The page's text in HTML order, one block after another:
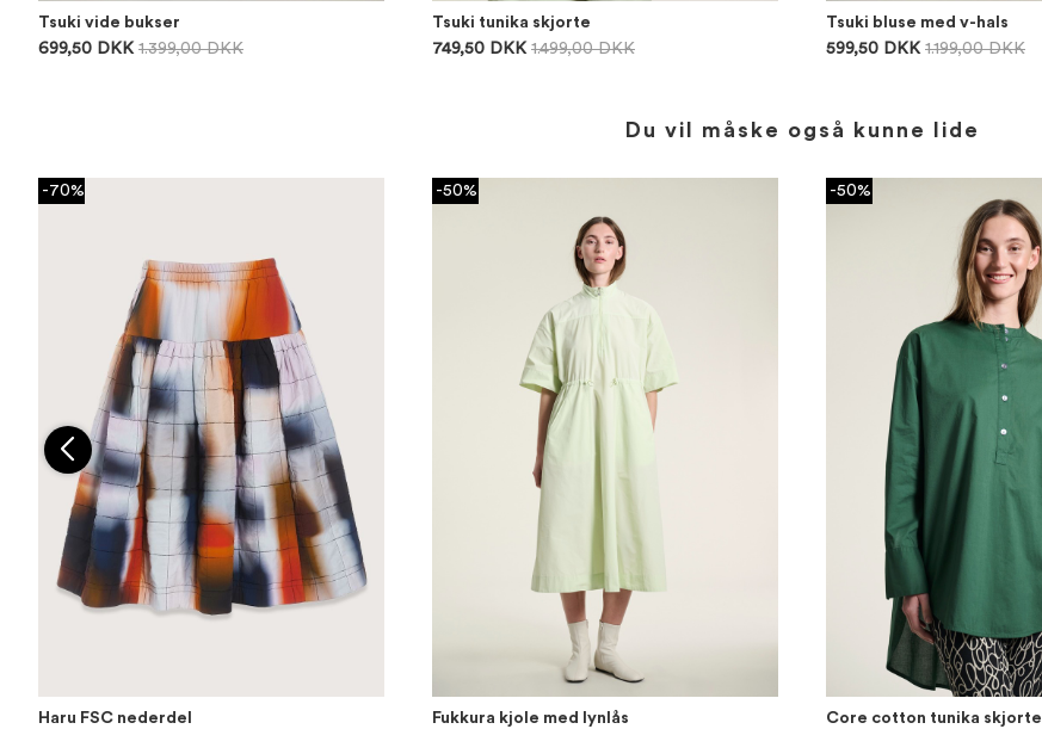
Tsuki vide bukser
699,50 DKK 1.399,00 DKK
Tsuki tunika skjorte
749,50 DKK 1.499,00 DKK
Tsuki bluse med v-hals
599,50 DKK 1.199,00 DKK
Du vil måske også kunne lide
-70%
Haru FSC nederdel
-50%
Fukkura kjole med lynlås
-50%
Core cotton tunika skjorte